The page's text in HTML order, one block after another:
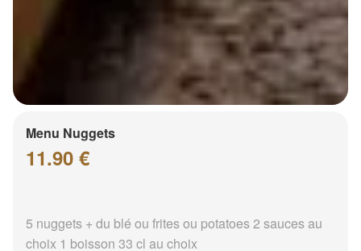
Menu Nuggets
11.90 €
5 nuggets + du blé ou frites ou potatoes 2 sauces au
choix 1 boisson 33 cl au choix